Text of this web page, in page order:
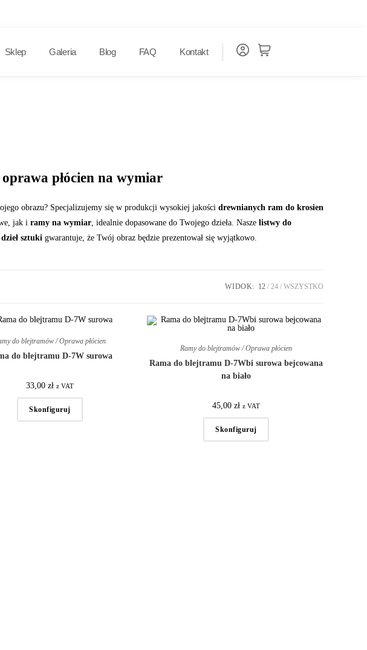
Sklep Galeria Blog FAQ Kontakt
płócien na wymiar
obrazu? Specjalizujemy się w produkcji wysokiej jakości drewnianych ram do krosien
jak i ramy na wymiar, idealnie dopasowane do Twojego dzieła. Nasze listwy do
sztuki gwarantuje, że Twój obraz będzie prezentował się wyjątkowo.
WIDOK: 12 24 WSZYSTKO
do blejtramów / Oprawa płócien
do blejtramu D-7W surowa
33,00 zł z VAT
Skonfiguruj
Ramy do blejtramów / Oprawa płócien
Rama do blejtramu D-7Wbi surowa bejcowana
na biało
45,00zł z VAT
Skonfiguruj